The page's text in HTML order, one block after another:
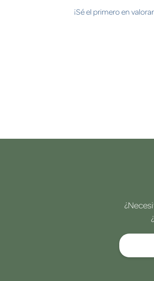
¡Sé el primero en